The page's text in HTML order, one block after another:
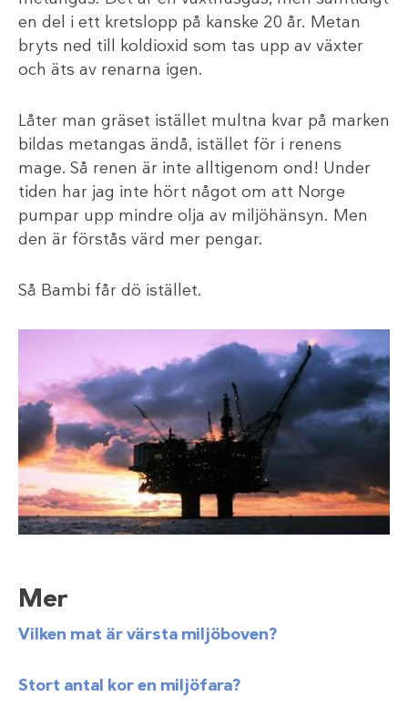
en del i ett kretslopp på kanske 20 år. Metan
bryts ned till koldioxid som tas upp av växter
och äts av renarna igen.
Låter man gräset istället multna kvar på marken
bildas metangas ändå, istället för i renens
mage. Så renen är inte alltigenom ond! Under
tiden har jag inte hört något om att Norge
pumpar upp mindre olja av miljöhänsyn. Men
den är förstås värd mer pengar.
Så Bambi får dö istället.
Mer
Vilken mat är värsta miljöboven?
Stort antal kor en miljöfara?